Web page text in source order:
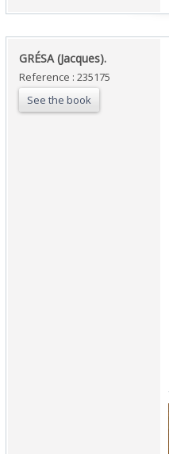
‎GRÉSA (Jacques).‎
Reference : 235175
See the book